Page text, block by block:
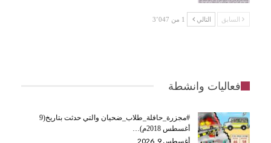
السابق التالي 1 من 3٬047
فعاليات وانشطة
#مجزرة_حافلة_طلاب_ضحيان والتي حدثت بتاريخ(9
أغسطس 2018م)…
أغسطس 9, 2026